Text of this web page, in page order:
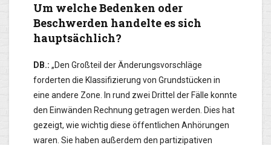
Um welche Bedenken oder
Beschwerden handelte es sich
hauptsächlich?
DB.: „Den Großteil der Änderungsvorschläge
forderten die Klassifizierung von Grundstücken in
eine andere Zone. In rund zwei Drittel der Fälle konnte
den Einwänden Rechnung getragen werden. Dies hat
gezeigt, wie wichtig diese öffentlichen Anhörungen
waren. Sie haben außerdem den partizipativen